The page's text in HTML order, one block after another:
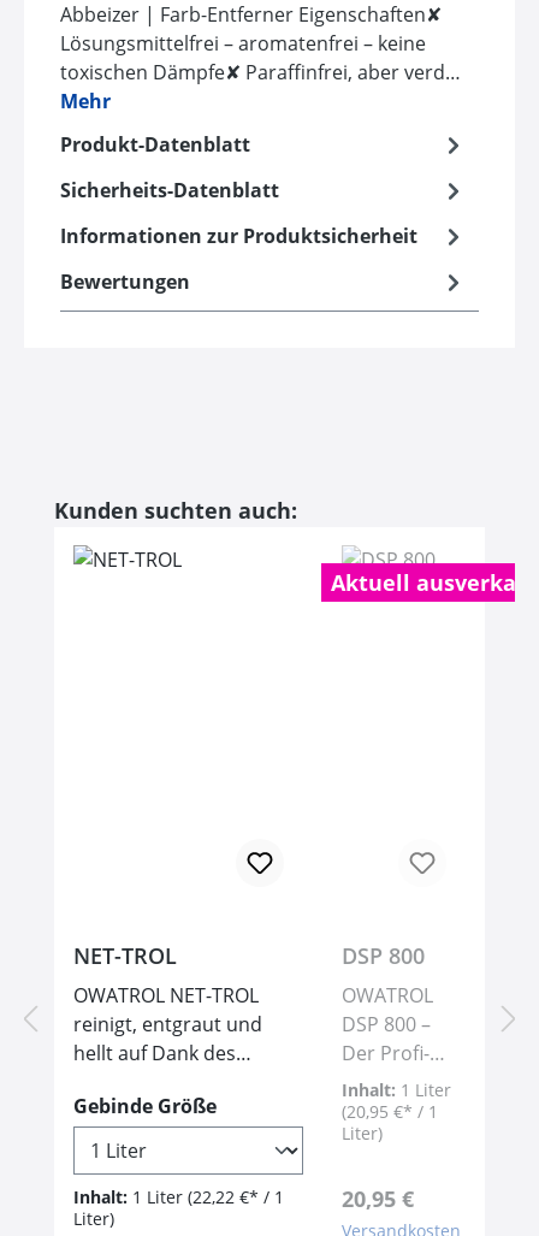
Abbeizer | Farb-Entferner Eigenschaften✘
Lösungsmittelfrei – aromatenfrei – keine
toxischen Dämpfe✘ Paraffinfrei, aber verd…
Mehr
Produkt-Datenblatt
Sicherheits-Datenblatt
Informationen zur Produktsicherheit
Bewertungen
Produktgalerie überspringen
Kunden suchten auch:
NET-TROL
OWATROL NET-TROL
reinigt, entgraut und
hellt auf Dank des
Poren kann OWATROL
NET-TROL tiefsitzende
Verschmutzungen von
verwittertem Holz sowie
Oxidation, Schmutz und
Gebinde Größeauswählen
Inhalt: 1 Liter (22,22 €* / 1
Liter)
Aktuell
DSP 800
OWATROL
DSP 800 –
Der Profi-
Farbentferne
r für
schnelles &
Ablösen von
Lacken!Sie
Inhalt: 1 Liter
(20,95 €* / 1
Liter)
Regulärer Preis:
20,95 €
Versandkosten